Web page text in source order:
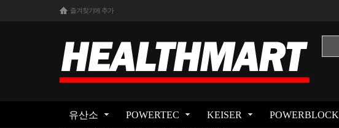
즐겨찾기에 추가
유산소 POWERTEC KEISER POWERBLOCK